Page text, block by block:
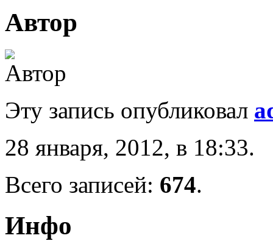
Автор
Эту запись опубликовал
28 января, 2012, в 18:33.
Всего записей: 674.
Инфо